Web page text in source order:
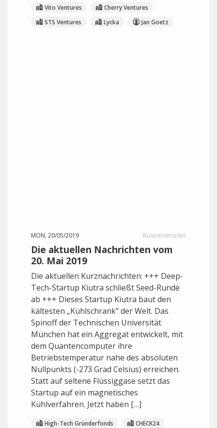
Vito Ventures
Cherry Ventures
STS Ventures
Lycka Jan Goetz
MON, 20/05/2019 BusinessInsider
Die aktuellen Nachrichten vom
20. Mai 2019
Die aktuellen Kurznachrichten: +++ Deep-
Tech-Startup Kiutra schließt Seed-Runde
ab +++ Dieses Startup Kiutra baut den
kältesten „Kühlschrank” der Welt. Das
Spinoff der Technischen Universität
München hat ein Aggregat entwickelt, mit
dem Quantencomputer ihre
Betriebstemperatur nahe des absoluten
Nullpunkts (-273 Grad Celsius) erreichen.
Statt auf seltene Flüssiggase setzt das
Startup auf ein magnetisches
Kühlverfahren. Jetzt haben […]
High-Tech Gründerfonds
CHECK24